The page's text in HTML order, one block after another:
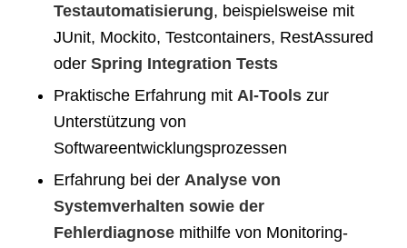
Testautomatisierung, beispielsweise mit
JUnit, Mockito, Testcontainers, RestAssured
oder Spring Integration Tests
Praktische Erfahrung mit AI-Toolszur
Unterstützung von
Softwareentwicklungsprozessen
Erfahrung bei der Analyse von
Systemverhalten sowie der
Fehlerdiagnosemithilfe von Monitoring-